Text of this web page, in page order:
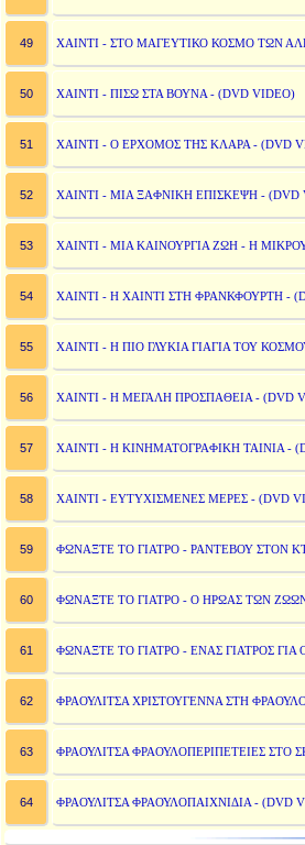
49 ΧΑΙΝΤΙ - ΣΤΟ ΜΑΓΕΥΤΙΚΟ ΚΟΣΜΟ ΤΩΝ
50 ΧΑΙΝΤΙ - ΠΙΣΩ ΣΤΑ ΒΟΥΝΑ - (DVD VIDEO)
51 ΧΑΙΝΤΙ - Ο ΕΡΧΟΜΟΣ ΤΗΣ ΚΛΑΡΑ - (DVD
52 ΧΑΙΝΤΙ - ΜΙΑ ΞΑΦΝΙΚΗ ΕΠΙΣΚΕΨΗ - (DVD
53 ΧΑΙΝΤΙ - ΜΙΑ ΚΑΙΝΟΥΡΓΙΑ ΖΩΗ - Η
54 ΧΑΙΝΤΙ - Η ΧΑΙΝΤΙ ΣΤΗ ΦΡΑΝΚΦΟΥΡΤΗ -
55 ΧΑΙΝΤΙ - Η ΠΙΟ ΓΛΥΚΙΑ ΓΙΑΓΙΑ ΤΟΥ
56 ΧΑΙΝΤΙ - Η ΜΕΓΑΛΗ ΠΡΟΣΠΑΘΕΙΑ - (DVD
57 ΧΑΙΝΤΙ - Η ΚΙΝΗΜΑΤΟΓΡΑΦΙΚΗ ΤΑΙΝΙΑ -
58 ΧΑΙΝΤΙ - ΕΥΤΥΧΙΣΜΕΝΕΣ ΜΕΡΕΣ - (DVD
59 ΦΩΝΑΞΤΕ ΤΟ ΓΙΑΤΡΟ - ΡΑΝΤΕΒΟΥ ΣΤΟΝ
60 ΦΩΝΑΞΤΕ ΤΟ ΓΙΑΤΡΟ - Ο ΗΡΩΑΣ ΤΩΝ ΖΩΩΝ
61 ΦΩΝΑΞΤΕ ΤΟ ΓΙΑΤΡΟ - ΕΝΑΣ ΓΙΑΤΡΟΣ ΓΙΑ
62 ΦΡΑΟΥΛΙΤΣΑ ΧΡΙΣΤΟΥΓΕΝΝΑ ΣΤΗ
63 ΦΡΑΟΥΛΙΤΣΑ ΦΡΑΟΥΛΟΠΕΡΙΠΕΤΕΙΕΣ ΣΤΟ
64 ΦΡΑΟΥΛΙΤΣΑ ΦΡΑΟΥΛΟΠΑΙΧΝΙΔΙΑ - (DVD